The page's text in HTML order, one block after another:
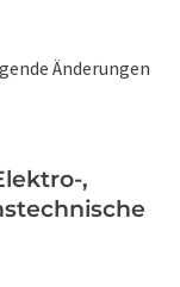
Änderungen
,